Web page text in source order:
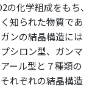
の化学組成をもち、
知られた物質であ
ンの結晶構造には
シロン型、ガンマ
ール型と７種類の
れぞれの結晶構造